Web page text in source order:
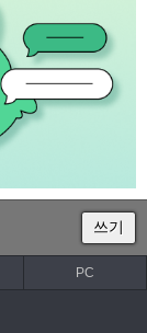
쓰기
PC